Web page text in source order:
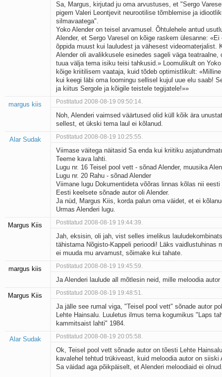
Sa, Margus, kirjutad ju oma arvustuses, et "Sergo
pigem Valeri Leontjevit neurootilise tõmblemise ja
silmavaatega".
Yoko Alender on teisel arvamusel. Õhtulehele antud
Alender, et Sergo Varesel on kõige raskem ülesanne: «Ei
õppida muust kui lauludest ja vähesest videomaterjalist.
Alender oli avalikkusele esinedes sageli väga teatraalne,
tuua välja tema isiku teisi tahkusid.» Loomulikult on
kõige kriitilisem vaataja, kuid tõdeb optimistlikult:
kui keegi läbi oma loomingu sellisel kujul uue elu saab!
ja kiitus Sergole ja kõigile teistele tegijatele!»»
margus kiis Postitatud 2008-08-19 09:50:14.
Noh, Alenderi vaimsed väärtused olid küll kõik ära
sellest, et ükski tema laul ei kõlanud.
Alar Sudak Postitatud 2008-08-19 10:25:55.
Viimase väitega näitasid Sa enda kui kriitiku
Teeme kava lahti.
Lugu nr. 16 Teisel pool vett - sõnad Alender, muusika
Lugu nr. 20 Rahu - sõnad Alender
Viimane lugu Dokumentideta võõras linnas kõlas nii
Eesti keelsete sõnade autor oli Alender.
Ja nüd, Margus Kiis, korda palun oma väidet, et ei
Urmas Alenderi lugu.
Margus Kiis Postitatud 2008-08-19 19:44:39.
Jah, eksisin, oli jah, vist selles imelikus
tähistama Nõgisto-Kappeli perioodi! Läks vaidlustuhinas
ei muuda mu arvamust, sõimake kui tahate.
margus kiis Postitatud 2008-08-19 19:45:59.
Ja Alenderi laulude all mõtlesin neid, mille meloodia autor
Margus Kiis Postitatud 2008-08-19 19:48:51.
Ja jälle see rumal viga, "Teisel pool vett" sõnade autor
Lehte Hainsalu. Luuletus ilmus tema kogumikus "Laps
kammitsaist lahti" 1984.
Alar Sudak Postitatud 2008-08-19 20:05:58.
Ok, Teisel pool vett sõnade autor on tõesti Lehte
kavalehel tehtud trükiveast, kuid meloodia autor on siiski
Sa väidad aga põikpäiselt, et Alenderi meloodiaid ei